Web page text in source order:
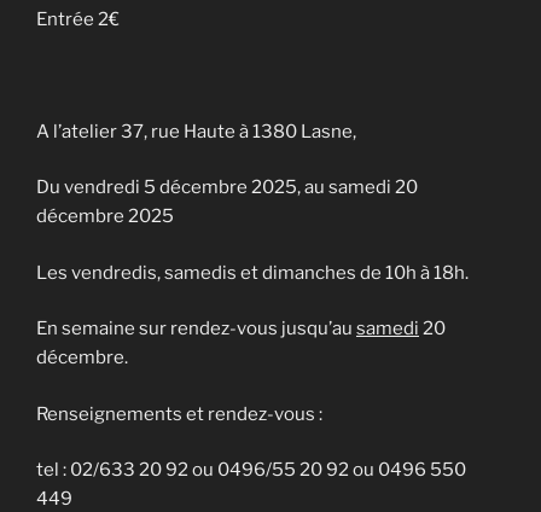
Entrée 2€
A l’atelier 37, rue Haute à 1380 Lasne,
Du vendredi 5 décembre 2025, au samedi 20
décembre 2025
Les vendredis, samedis et dimanches de 10h à 18h.
En semaine sur rendez-vous jusqu’au samedi 20
décembre.
Renseignements et rendez-vous :
tel : 02/633 20 92 ou 0496/55 20 92 ou 0496 550
449